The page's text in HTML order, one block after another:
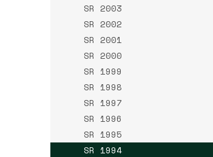
SR 2003
SR 2002
SR 2001
SR 2000
SR 1999
SR 1998
SR 1997
SR 1996
SR 1995
SR 1994